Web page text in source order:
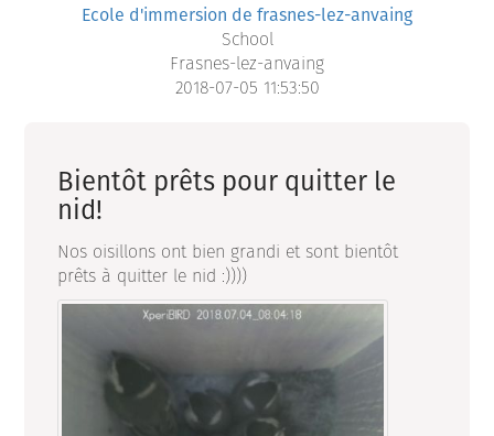
Ecole d'immersion de frasnes-lez-anvaing
School
Frasnes-lez-anvaing
2018-07-05 11:53:50
Bientôt prêts pour quitter le
nid!
Nos oisillons ont bien grandi et sont bientôt
prêts à quitter le nid :))))